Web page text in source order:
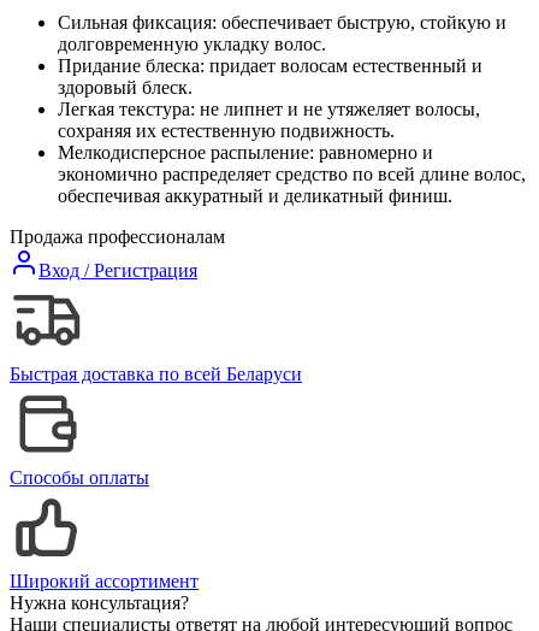
Сильная фиксация: обеспечивает быструю, стойкую и
долговременную укладку волос.
Придание блеска: придает волосам естественный и
здоровый блеск.
Легкая текстура: не липнет и не утяжеляет волосы,
сохраняя их естественную подвижность.
Мелкодисперсное распыление: равномерно и
экономично распределяет средство по всей длине волос,
обеспечивая аккуратный и деликатный финиш.
Продажа профессионалам
Вход / Регистрация
Быстрая доставка по всей Беларуси
Способы оплаты
Широкий ассортимент
Нужна консультация?
Наши специалисты ответят на любой интересующий вопрос